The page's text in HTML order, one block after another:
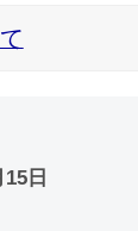
日